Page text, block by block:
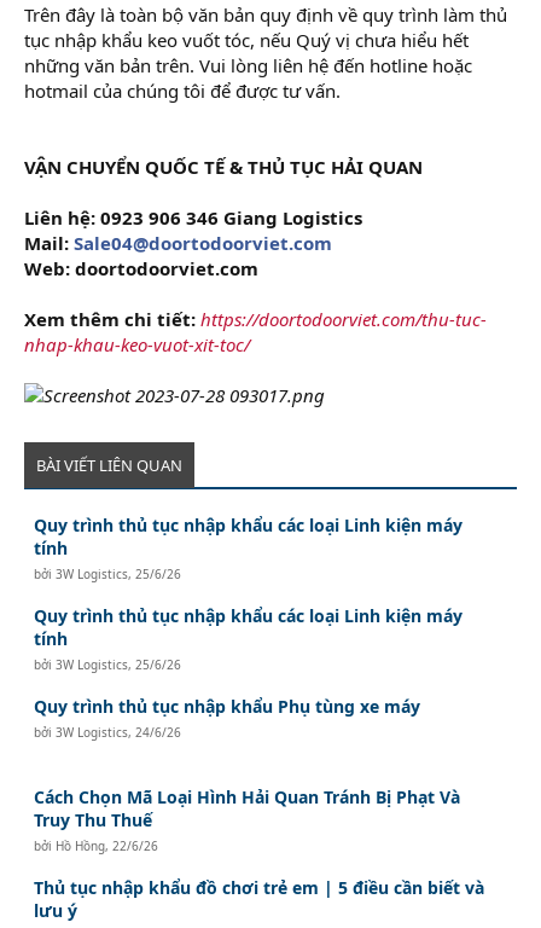
Trên đây là toàn bộ văn bản quy định về quy trình làm thủ
tục nhập khẩu keo vuốt tóc, nếu Quý vị chưa hiểu hết
những văn bản trên. Vui lòng liên hệ đến hotline hoặc
hotmail của chúng tôi để được tư vấn.
VẬN CHUYỂN QUỐC TẾ & THỦ TỤC HẢI QUAN
Liên hệ: 0923 906 346 Giang Logistics
Mail: Sale04@doortodoorviet.com
Web: doortodoorviet.com
Xem thêm chi tiết: https://doortodoorviet.com/thu-tuc-
nhap-khau-keo-vuot-xit-toc/
BÀI VIẾT LIÊN QUAN
Quy trình thủ tục nhập khẩu các loại Linh kiện máy
tính
bởi3W Logistics, 25/6/26
Quy trình thủ tục nhập khẩu các loại Linh kiện máy
tính
bởi3W Logistics, 25/6/26
Quy trình thủ tục nhập khẩu Phụ tùng xe máy
bởi3W Logistics, 24/6/26
Cách Chọn Mã Loại Hình Hải Quan Tránh Bị Phạt Và
Truy Thu Thuế
bởi Hồ Hồng, 22/6/26
Thủ tục nhập khẩu đồ chơi trẻ em | 5 điều cần biết và
lưu ý